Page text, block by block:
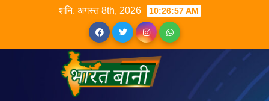
शनि. अगस्त 8th, 2026 10:26:58 AM